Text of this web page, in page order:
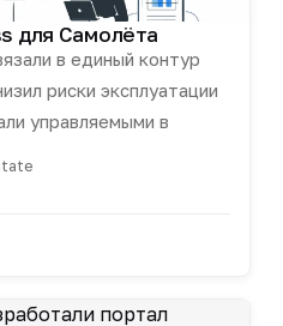
для Самолёта
в единый контур
риски эксплуатации
управляемыми в